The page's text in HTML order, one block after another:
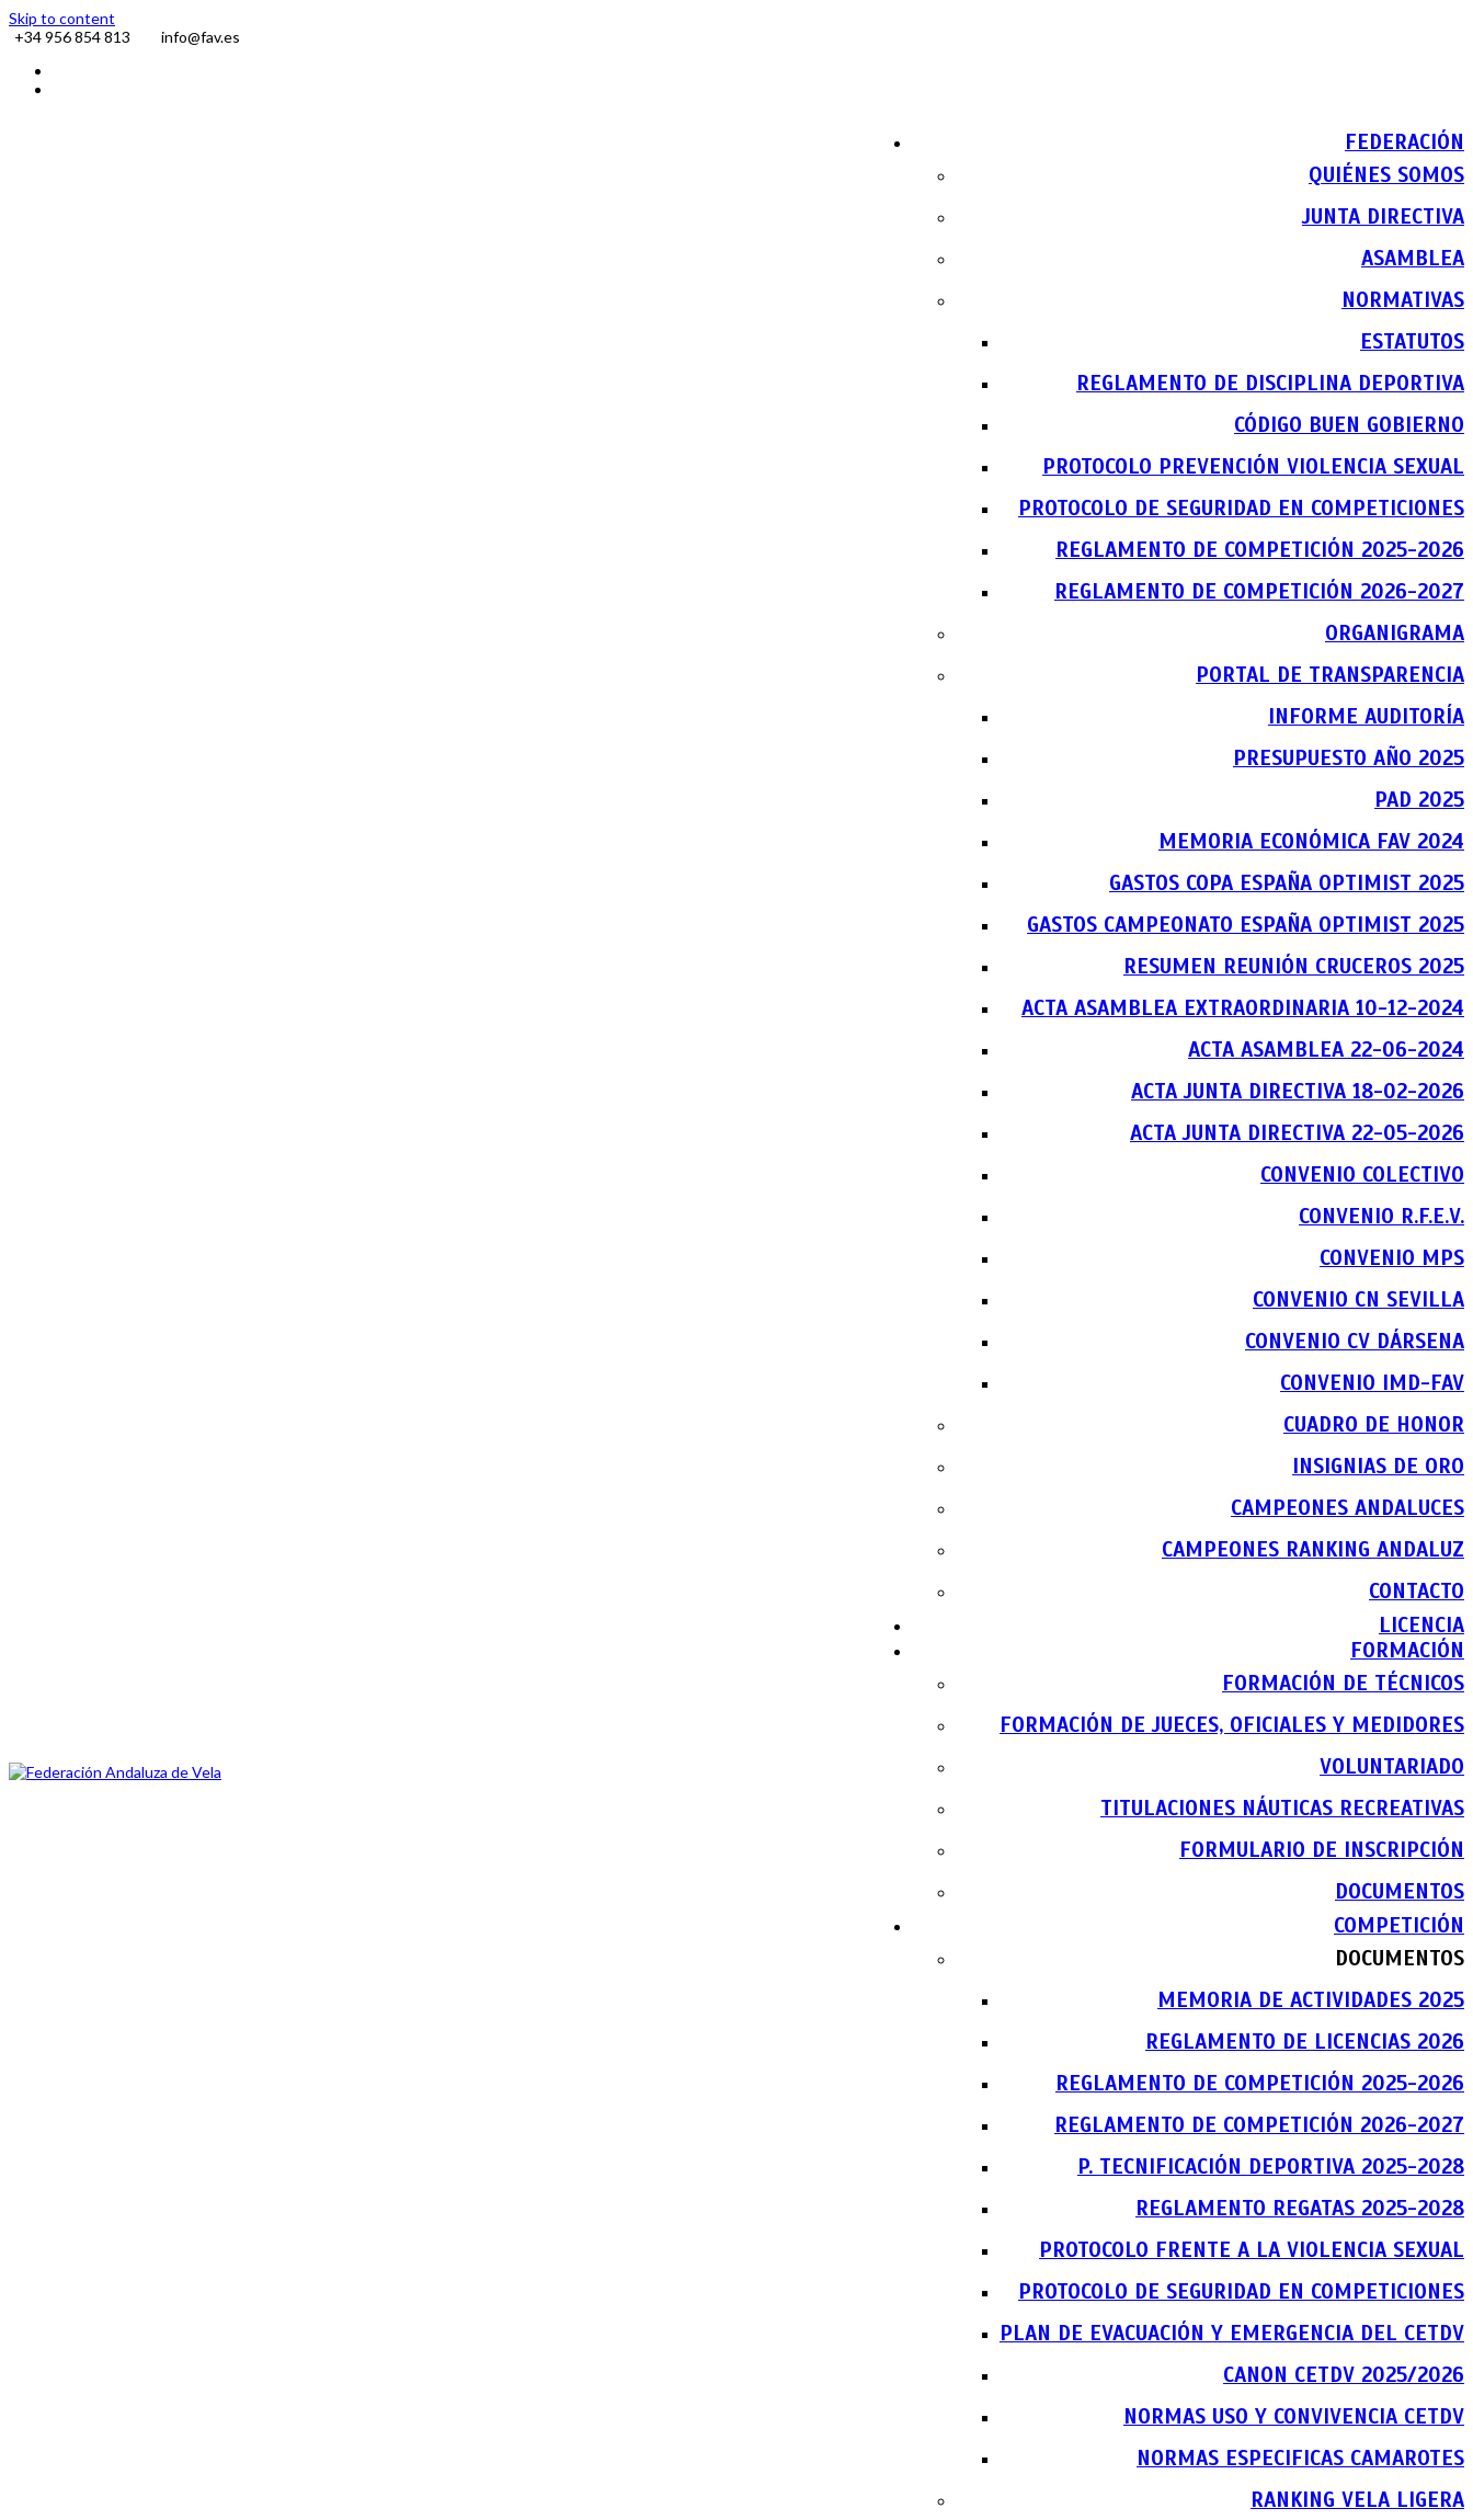
Skip to content
+34 956 854 813
info@fav.es
FEDERACIÓN
QUIÉNES SOMOS
JUNTA DIRECTIVA
ASAMBLEA
NORMATIVAS
ESTATUTOS
REGLAMENTO DE DISCIPLINA DEPORTIVA
CÓDIGO BUEN GOBIERNO
PROTOCOLO PREVENCIÓN VIOLENCIA SEXUAL
PROTOCOLO DE SEGURIDAD EN COMPETICIONES
REGLAMENTO DE COMPETICIÓN 2025-2026
REGLAMENTO DE COMPETICIÓN 2026-2027
ORGANIGRAMA
PORTAL DE TRANSPARENCIA
INFORME AUDITORÍA
PRESUPUESTO AÑO 2025
PAD 2025
MEMORIA ECONÓMICA FAV 2024
GASTOS COPA ESPAÑA OPTIMIST 2025
GASTOS CAMPEONATO ESPAÑA OPTIMIST 2025
RESUMEN REUNIÓN CRUCEROS 2025
ACTA ASAMBLEA EXTRAORDINARIA 10-12-2024
ACTA ASAMBLEA 22-06-2024
ACTA JUNTA DIRECTIVA 18-02-2026
ACTA JUNTA DIRECTIVA 22-05-2026
CONVENIO COLECTIVO
CONVENIO R.F.E.V.
CONVENIO MPS
CONVENIO CN SEVILLA
CONVENIO CV DÁRSENA
CONVENIO IMD-FAV
CUADRO DE HONOR
INSIGNIAS DE ORO
CAMPEONES ANDALUCES
CAMPEONES RANKING ANDALUZ
CONTACTO
LICENCIA
FORMACIÓN
FORMACIÓN DE TÉCNICOS
FORMACIÓN DE JUECES, OFICIALES Y MEDIDORES
VOLUNTARIADO
TITULACIONES NÁUTICAS RECREATIVAS
FORMULARIO DE INSCRIPCIÓN
DOCUMENTOS
COMPETICIÓN
DOCUMENTOS
MEMORIA DE ACTIVIDADES 2025
REGLAMENTO DE LICENCIAS 2026
REGLAMENTO DE COMPETICIÓN 2025-2026
REGLAMENTO DE COMPETICIÓN 2026-2027
P. TECNIFICACIÓN DEPORTIVA 2025-2028
REGLAMENTO REGATAS 2025-2028
PROTOCOLO FRENTE A LA VIOLENCIA SEXUAL
PROTOCOLO DE SEGURIDAD EN COMPETICIONES
PLAN DE EVACUACIÓN Y EMERGENCIA DEL CETDV
CANON CETDV 2025/2026
NORMAS USO Y CONVIVENCIA CETDV
NORMAS ESPECIFICAS CAMAROTES
RANKING VELA LIGERA